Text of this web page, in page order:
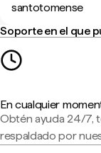
santotomense
Soporte en el que
En cualquier
Obtén ayuda 24/7,
respaldado por